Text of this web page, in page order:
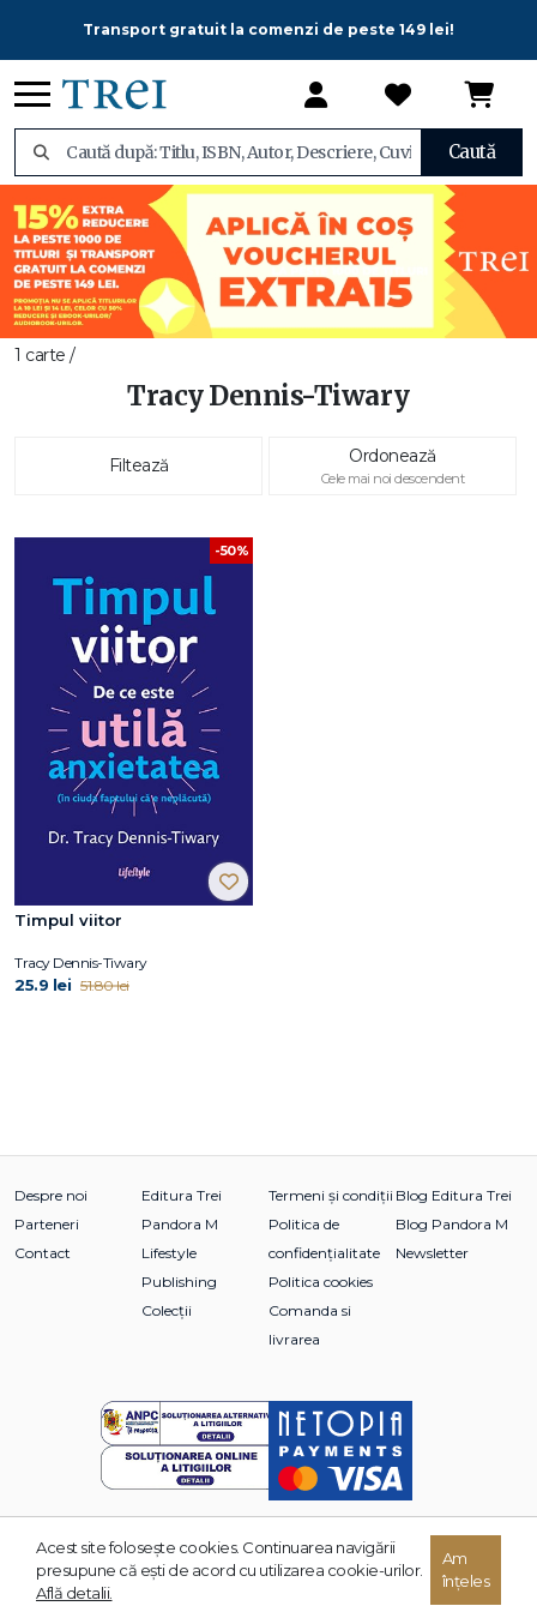
Transport gratuit la comenzi de peste 149 lei!
Caută
1 carte /
Tracy Dennis-Tiwary
Filtează Ordonează
Cele mai noi descendent
-50%
Timpul viitor
Tracy Dennis-Tiwary
25.9 lei 51.80 lei
Despre noi
Parteneri
Contact
Editura Trei
Pandora M
Lifestyle
Publishing
Colecții
Termeni și condiții
Politica de
confidențialitate
Politica cookies
Comanda si
livrarea
Blog Editura Trei
Blog Pandora M
Newsletter
© 2026 Grupul Editorial TREI. Toate drepturile rezervate.
Acest site foloseşte cookies. Continuarea navigării
presupune că eşti de acord cu utilizarea cookie-urilor.
Află detalii.
Am
înțeles